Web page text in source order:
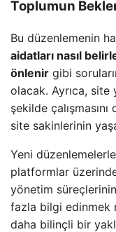
Toplumun
Bu düzenlemenin
aidatları nasıl
önlenir gibi
olacak. Ayrıca,
şekilde
site sakinlerinin
Yeni
platformlar
yönetim
fazla bilgi edinmek
daha bilinçli bir